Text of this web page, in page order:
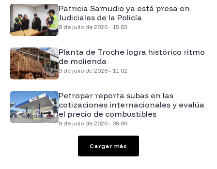
Patricia Samudio ya está presa en
Judiciales de la Policía
9 de julio de 2026 - 15:03
Planta de Troche logra histórico ritmo
de molienda
9 de julio de 2026 - 11:02
Petropar reporta subas en las
cotizaciones internacionales y evalúa
el precio de combustibles
9 de julio de 2026 - 09:06
Cargar más